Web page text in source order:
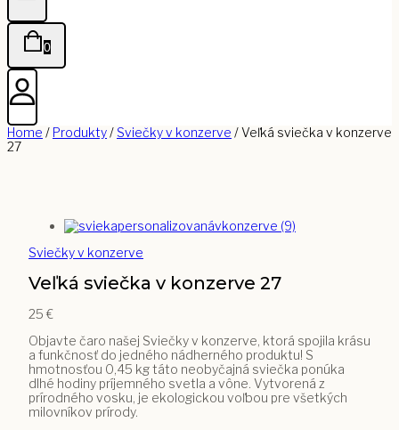
0
Home / Produkty/ Sviečky v konzerve /Veľká sviečka v konzerve
27
Sviečky v konzerve
Veľká sviečka v konzerve 27
25 €
Objavte čaro našej Sviečky v konzerve, ktorá spojila krásu
a funkčnosť do jedného nádherného produktu! S
hmotnosťou 0,45 kg táto neobyčajná sviečka ponúka
dlhé hodiny príjemného svetla a vône. Vytvorená z
prírodného vosku, je ekologickou voľbou pre všetkých
milovníkov prírody.